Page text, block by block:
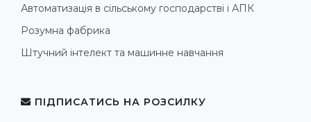
Автоматизація в сільському господарстві і АПК
Розумна фабрика
Штучний інтелект та машинне навчання
ПІДПИСАТИСЬ НА РОЗСИЛКУ